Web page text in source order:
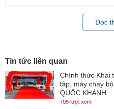
Lò nướng điện là một thiết bị nhà
giúp bạn nấu nướng dễ dàng hơn
lò nướng còn có đa chức năng
bánh hoặc có thể rã đông vô cùng
xin mang đến cho bạn chiếc lò
chức năng sẽ giúp chị em nội trợ
Đọc
Tin tức liên quan
Chính thức Khai
tập, máy chạy
QUỐC KHÁNH.
705 lượt xem